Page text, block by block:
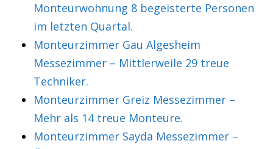
Monteurwohnung 8 begeisterte Personen
im letzten Quartal.
Monteurzimmer Gau Algesheim
Messezimmer – Mittlerweile 29 treue
Techniker.
Monteurzimmer Greiz Messezimmer –
Mehr als 14 treue Monteure.
Monteurzimmer Sayda Messezimmer –